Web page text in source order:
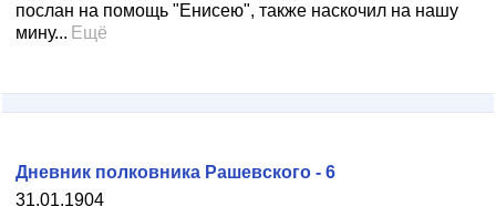
послан на помощь "Енисею", также наскочил на нашу
мину... Ещё
31.01.1904
Дневник полковника Рашевского - 6